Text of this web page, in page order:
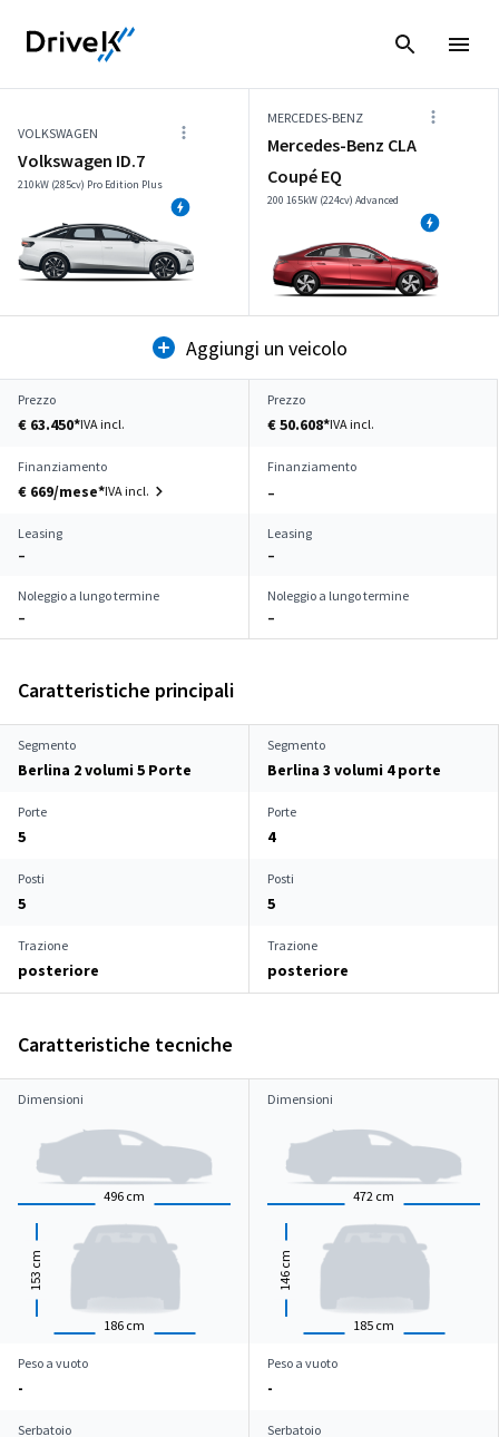
VOLKSWAGEN
Volkswagen ID.7
210kW (285cv) Pro Edition Plus
MERCEDES-BENZ
Mercedes-Benz CLA
Coupé EQ
200 165kW (224cv) Advanced
Aggiungi un veicolo
Prezzo
€ 63.450*IVA incl.
Prezzo
€ 50.608*IVA incl.
Finanziamento
€ 669/mese*IVA incl.
Finanziamento
–
Leasing
–
Leasing
–
Noleggio a lungo termine
–
Noleggio a lungo termine
–
Caratteristiche principali
Segmento
Berlina 2 volumi 5 Porte
Segmento
Berlina 3 volumi 4 porte
Porte
5
Porte
4
Posti
5
Posti
5
Trazione
posteriore
Trazione
posteriore
Caratteristiche tecniche
Dimensioni
496 cm
186 cm
153
cm
Dimensioni
472 cm
185 cm
146
cm
Peso a vuoto
-
Peso a vuoto
-
Serbatoio Serbatoio